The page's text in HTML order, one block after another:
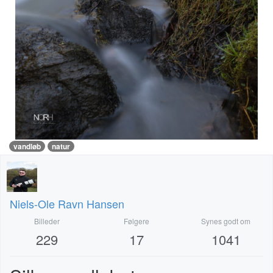
vandløb natur
Niels-Ole Ravn Hansen
Billeder
229
Følgere
17
Synes godt om
1041